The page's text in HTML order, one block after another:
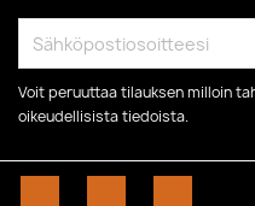
Voit peruuttaa tilauksen milloin
oikeudellisista tiedoista.